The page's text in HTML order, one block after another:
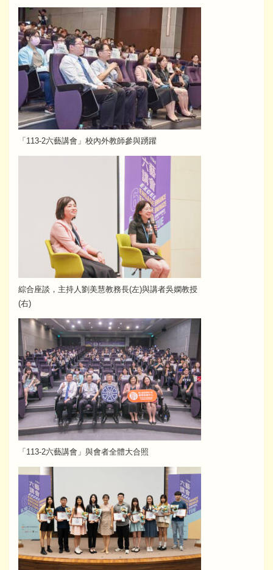
「113-2六藝講會」校內外教師參與踴躍
綜合座談，主持人劉美慧教務長(左)與講者吳嫻教授
(右)
「113-2六藝講會」與會者全體大合照